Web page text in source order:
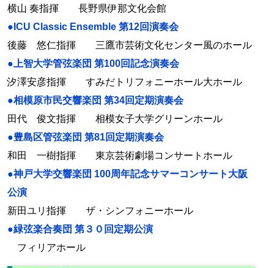
横山 奏指揮 長野県伊那文化会館
●ICU Classic Ensemble 第12回演奏会
後藤 悠仁指揮 三鷹市芸術文化センター風のホール
●上智大学管弦楽団 第100回記念演奏会
汐澤安彦指揮 すみだトリフォニーホール大ホール
●相模原市民交響楽団 第34回定期演奏会
田代 俊文指揮 相模女子大学グリーンホール
●豊島区管弦楽団 第81回定期演奏会
和田 一樹指揮 東京芸術劇場コンサートホール
●神戸大学交響楽団 100周年記念サマーコンサート大阪
公演
新田ユリ指揮 ザ・シンフォニーホール
●緑弦楽合奏団 第３０回定期公演
フィリアホール